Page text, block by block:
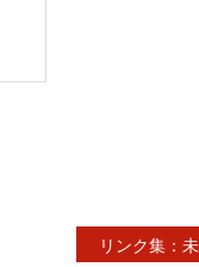
リンク集：